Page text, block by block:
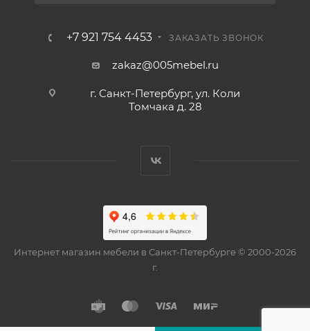
+7 921 754 4453 ЗАКАЗАТЬ ЗВОНОК
zakaz@005mebel.ru
г. Санкт-Петербург, ул. Коли
Томчака д. 28
Интернет магазин мебели в Санкт-Петербурге © 2000-2026
г.